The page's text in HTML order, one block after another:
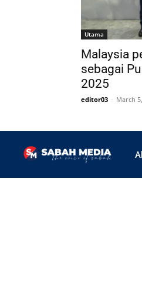
Utama
Malaysia
sebagai
2025
editor03 - March